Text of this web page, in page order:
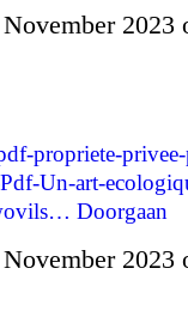
propriete-
Un-art-
Doorgaan